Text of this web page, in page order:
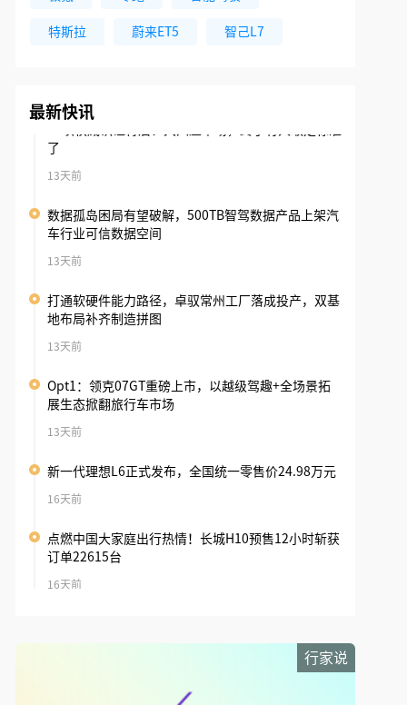
特斯拉 蔚来ET5 智己L7
最新快讯
了
13天前
数据孤岛困局有望破解，500TB智驾数据产品上架汽
13天前
打通软硬件能力路径，卓驭常州工厂落成投产，双基
13天前
Opt1：领克07GT重磅上市，以越级驾趣+全场景拓
13天前
新一代理想L6正式发布，全国统一零售价24.98万元
点燃中国大家庭出行热情！长城H10预售12小时斩获
16天前
从专业越野到大众潮流 全新坦克300起售价19.98万
行家说